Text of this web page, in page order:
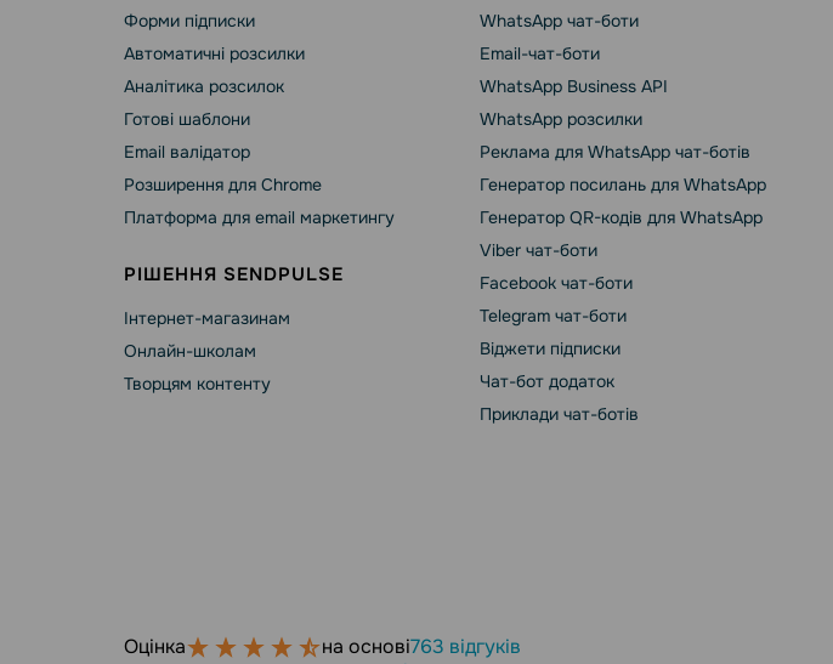
Форми підписки
Автоматичні розсилки
Аналітика розсилок
Готові шаблони
Email валідатор
Розширення для Chrome
Платформа для email маркетингу
РІШЕННЯ SENDPULSE
Інтернет-магазинам
Онлайн-школам
Творцям контенту
WhatsApp чат-боти
Email-чат-боти
WhatsApp Business API
WhatsApp розсилки
Реклама для WhatsApp чат-ботів
Генератор посилань для WhatsApp
Генератор QR-кодів для WhatsApp
Viber чат-боти
Facebook чат-боти
Telegram чат-боти
Віджети підписки
Чат-бот додаток
Приклади чат-ботів
Оцінка на основі763 відгуків